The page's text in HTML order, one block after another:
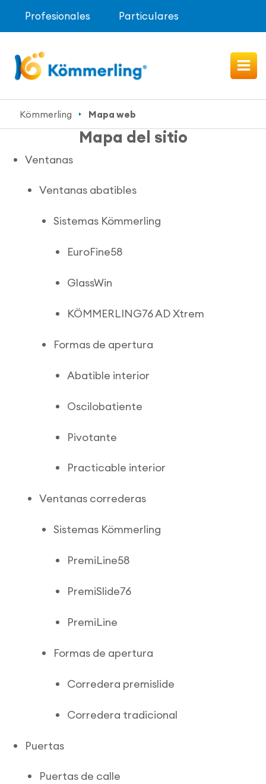
Profesionales Particulares
Kömmerling Mapa web
Mapa del sitio
Ventanas
Ventanas abatibles
Sistemas Kömmerling
EuroFine58
GlassWin
KÖMMERLING76 AD Xtrem
Formas de apertura
Abatible interior
Oscilobatiente
Pivotante
Practicable interior
Ventanas correderas
Sistemas Kömmerling
PremiLine58
PremiSlide76
PremiLine
Formas de apertura
Corredera premislide
Corredera tradicional
Puertas
Puertas de calle